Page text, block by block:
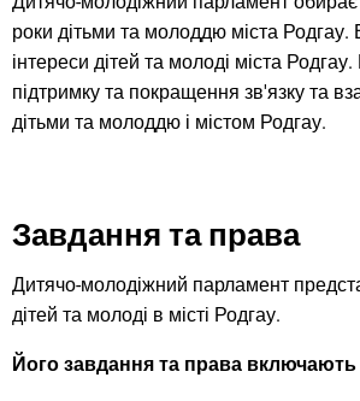
роки дітьми та молоддю міста Родгау.
інтереси дітей та молоді міста
підтримку та покращення зв'язку та
дітьми та молоддю і містом Родгау.
Завдання та права
Дитячо-молодіжний парламент
дітей та молоді в місті Родгау.
Його завдання та права включають